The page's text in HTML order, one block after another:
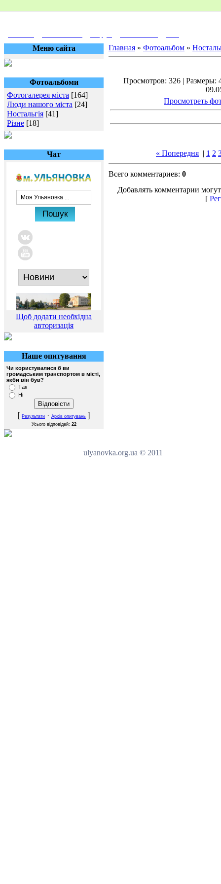
Меню сайта
Фотоальбоми
Фотогалерея міста [164]
Люди нашого міста [24]
Ностальгія [41]
Різне [18]
Чат
Щоб додати необхідна
авторизація
Наше опитування
Чи користувалися б ви
громадським транспортом в місті,
якби він був?
Так
Ні
[ Результати · Архів опитувань ]
Усього відповідей: 22
Главная » Фотоальбом »
Просмотров: 326 | Размеры:
Просмотреть
« Попередня | 1 2
Всего комментариев: 0
Добавлять комментарии
[
ulyanovka.org.ua © 2011